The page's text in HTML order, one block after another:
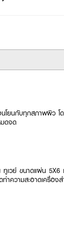
โยนกับทุกสภาพผิว
มดจด
เวย์ ขนาดแผ่น 5X6
ความสะอาดเครื่อง